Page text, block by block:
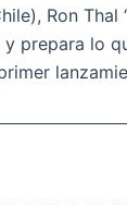
Ron Thal
prepara lo